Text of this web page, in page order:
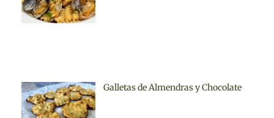
Galletas de Almendras y Chocolate